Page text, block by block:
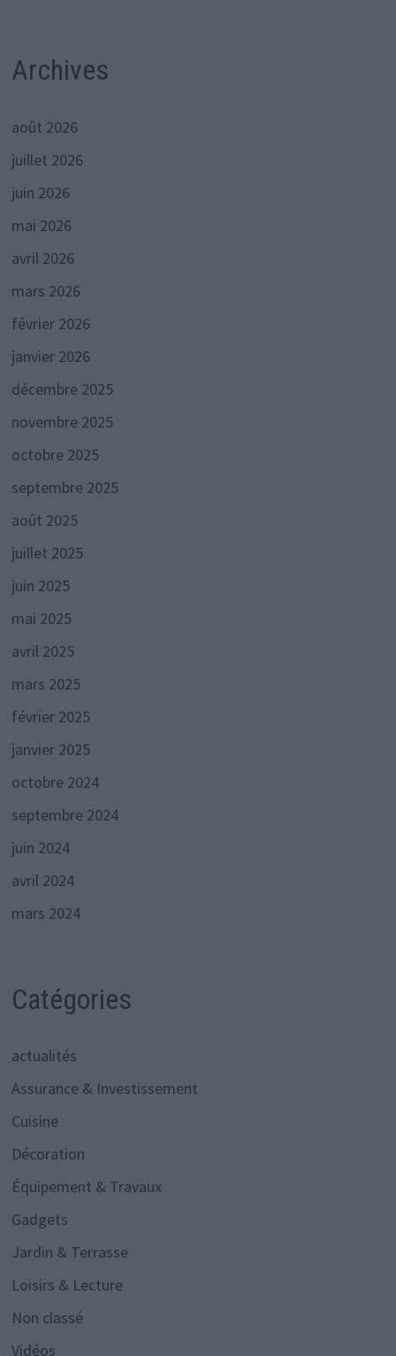
Archives
août 2026
juillet 2026
juin 2026
mai 2026
avril 2026
mars 2026
février 2026
janvier 2026
décembre 2025
novembre 2025
octobre 2025
septembre 2025
août 2025
juillet 2025
juin 2025
mai 2025
avril 2025
mars 2025
février 2025
janvier 2025
octobre 2024
septembre 2024
juin 2024
avril 2024
mars 2024
Catégories
actualités
Assurance & Investissement
Cuisine
Décoration
Équipement & Travaux
Gadgets
Jardin & Terrasse
Loisirs & Lecture
Non classé
Vidéos